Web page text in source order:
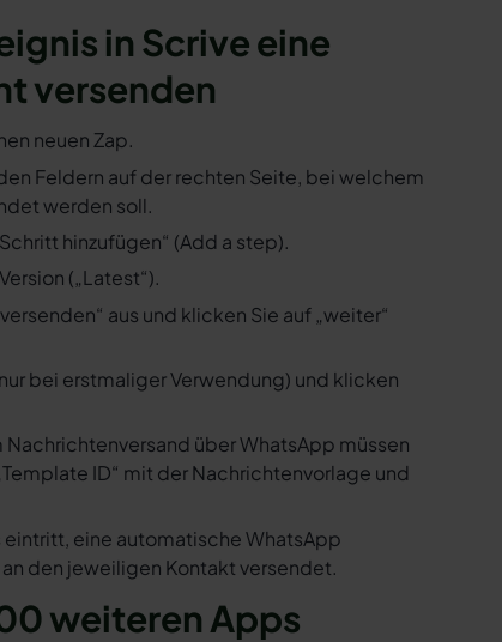
in Scrive eine
versenden
neuen Zap.
Feldern auf der rechten Seite, bei welchem
werden soll.
hinzufügen“ (Add a step).
(„Latest“).
aus und klicken Sie auf „weiter“
bei erstmaliger Verwendung) und klicken
Nachrichtenversand über WhatsApp müssen
ID“ mit der Nachrichtenvorlage und
eintritt, eine automatische WhatsApp
den jeweiligen Kontakt versendet.
weiteren Apps